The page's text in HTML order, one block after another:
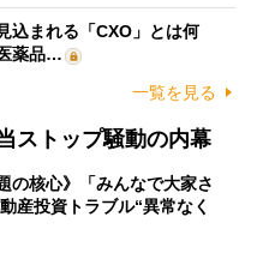
込まれる「CXO」とは何
薬品…
一覧を見る
ストップ騒動の内幕
の核心》「みんなで大家さ
産投資トラブル“異常なく